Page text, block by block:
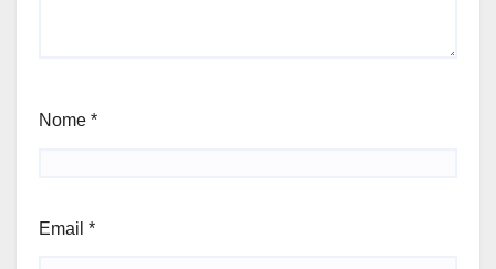
Nome *
Email *